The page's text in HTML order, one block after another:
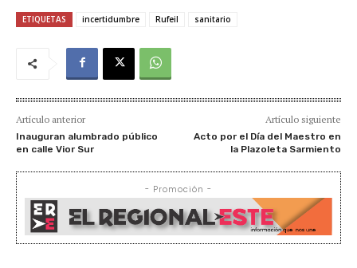
ETIQUETAS incertidumbre Rufeil sanitario
Artículo anterior
Inauguran alumbrado público
en calle Vior Sur
Artículo siguiente
Acto por el Día del Maestro en
la Plazoleta Sarmiento
- Promoción -